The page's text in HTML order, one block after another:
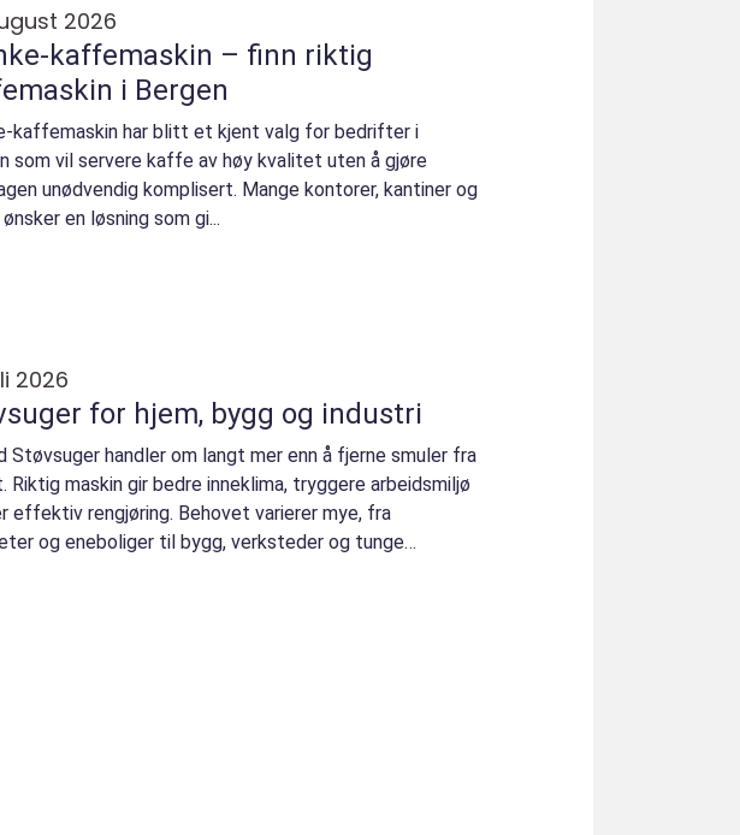
2026
kaffemaskin – finn riktig
i Bergen
kaffemaskin har blitt et kjent valg for bedrifter i
som vil servere kaffe av høy kvalitet uten å gjøre
unødvendig komplisert. Mange kontorer, kantiner og
en løsning som gi...
2026
for hjem, bygg og industri
Støvsuger handler om langt mer enn å fjerne smuler fra
Riktig maskin gir bedre inneklima, tryggere arbeidsmiljø
effektiv rengjøring. Behovet varierer mye, fra
og eneboliger til bygg, verksteder og tunge